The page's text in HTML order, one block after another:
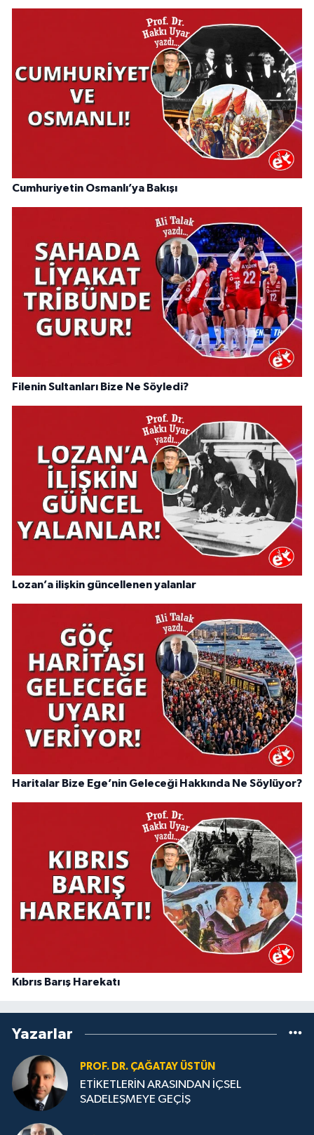
Cumhuriyetin Osmanlı’ya Bakışı
Filenin Sultanları Bize Ne Söyledi?
Lozan’a ilişkin güncellenen yalanlar
Haritalar Bize Ege’nin Geleceği Hakkında Ne Söylüyor?
Kıbrıs Barış Harekatı
Yazarlar
PROF. DR. ÇAĞATAY ÜSTÜN
ETİKETLERİN ARASINDAN İÇSEL
SADELEŞMEYE GEÇİŞ